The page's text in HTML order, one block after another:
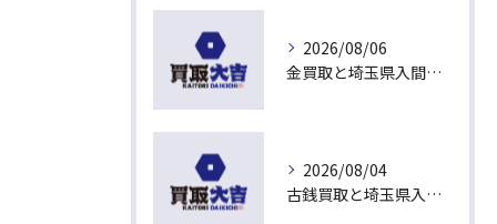
2026/08/06
金買取と埼玉県入間市下藤沢で無料査定を活用した今売るべきか判断する最新ガイド
2026/08/04
古銭買取と埼玉県入間市東藤沢でおすすめの査定比較と相場チェックポイント